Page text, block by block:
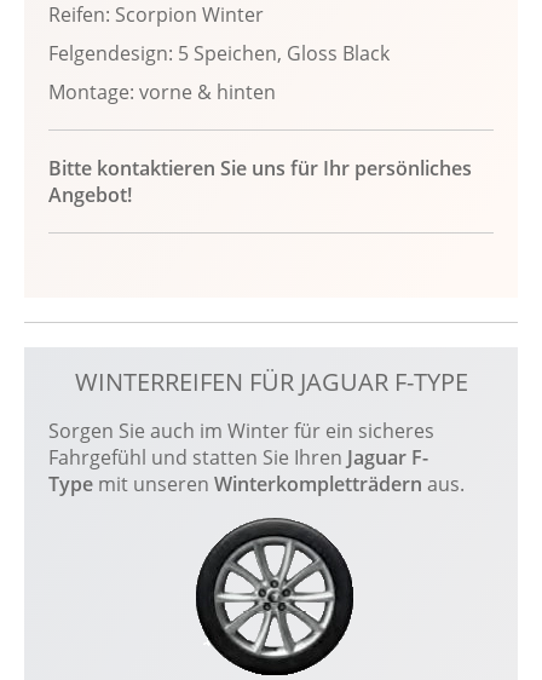
Reifen: Scorpion Winter
Felgendesign: 5 Speichen, Gloss Black
Montage: vorne & hinten
Bitte kontaktieren Sie uns für Ihr persönliches
Angebot!
WINTERREIFEN FÜR JAGUAR F-TYPE
Sorgen Sie auch im Winter für ein sicheres
Fahrgefühl und statten Sie Ihren Jaguar F-
Type mit unseren Winterkompletträdern aus.